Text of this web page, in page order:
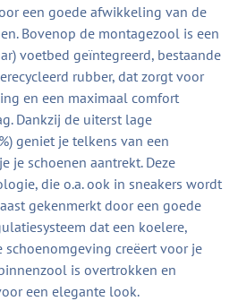
een goede afwikkeling van de
Bovenop de montagezool is een
voetbed geïntegreerd, bestaande
rubber, dat zorgt voor
en een maximaal comfort
Dankzij de uiterst lage
geniet je telkens van een
je schoenen aantrekt. Deze
die o.a. ook in sneakers wordt
gekenmerkt door een goede
dat een koelere,
schoenomgeving creëert voor je
is overtrokken en
een elegante look.